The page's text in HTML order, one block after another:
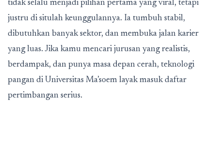
tidak selalu menjadi pilihan pertama yang viral, tetapi
justru di situlah keunggulannya. Ia tumbuh stabil,
dibutuhkan banyak sektor, dan membuka jalan karier
yang luas. Jika kamu mencari jurusan yang realistis,
berdampak, dan punya masa depan cerah, teknologi
pangan di Universitas Ma’soem layak masuk daftar
pertimbangan serius.